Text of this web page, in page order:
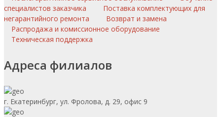
специалистов заказчика
Поставка комплектующих для
негарантийного ремонта
Возврат и замена
Распродажа и комиссионное оборудование
Техническая поддержка
Адреса филиалов
г. Екатеринбург, ул. Фролова, д. 29, офис 9